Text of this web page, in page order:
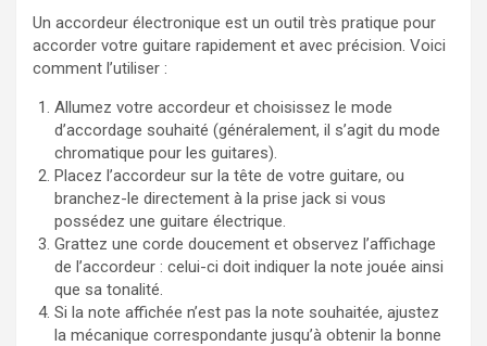
Un accordeur électronique est un outil très pratique pour
accorder votre guitare rapidement et avec précision. Voici
comment l’utiliser :
Allumez votre accordeur et choisissez le mode
d’accordage souhaité (généralement, il s’agit du mode
chromatique pour les guitares).
Placez l’accordeur sur la tête de votre guitare, ou
branchez-le directement à la prise jack si vous
possédez une guitare électrique.
Grattez une corde doucement et observez l’affichage
de l’accordeur : celui-ci doit indiquer la note jouée ainsi
que sa tonalité.
Si la note affichée n’est pas la note souhaitée, ajustez
la mécanique correspondante jusqu’à obtenir la bonne